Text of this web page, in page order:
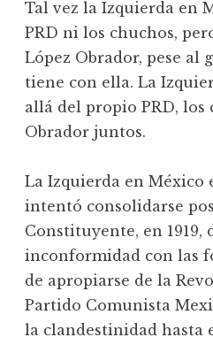
Tal vez la Izquierda en
PRD ni los chuchos,
López Obrador, pese al
tiene con ella. La
allá del propio PRD, los
Obrador juntos.
La Izquierda en México
intentó consolidarse
Constituyente, en 1919,
inconformidad con las
de apropiarse de la
Partido Comunista
la clandestinidad hasta